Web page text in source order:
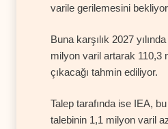
varile gerilemesini
Buna karşılık 2027
milyon varil artarak 110,3
çıkacağı tahmin ediliyor.
Talep tarafında ise IEA,
talebinin 1,1 milyon varil